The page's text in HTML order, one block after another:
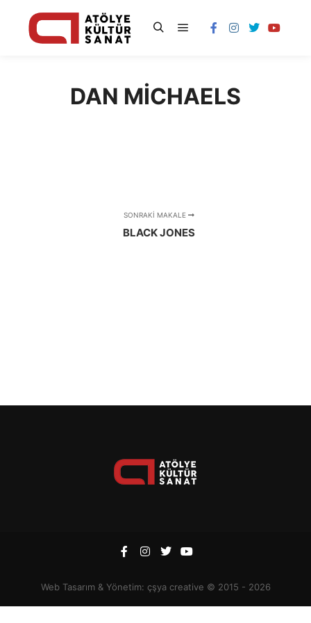
DAN MICHAELS
SONRAKI MAKALE
BLACK JONES
Web Tasarım & Yönetim: çşya creative © 2015 - 2026